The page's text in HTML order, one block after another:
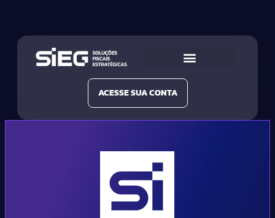
ACESSE SUA CONTA